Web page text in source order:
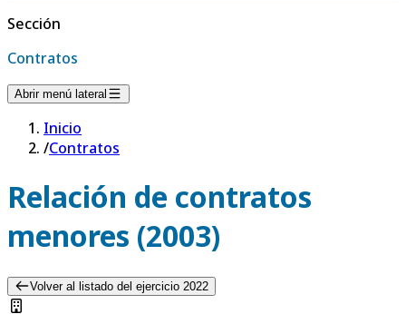
Sección
Contratos
Abrir menú lateral
Inicio
/Contratos
Relación de contratos
menores (2003)
Volver al listado del ejercicio 2022